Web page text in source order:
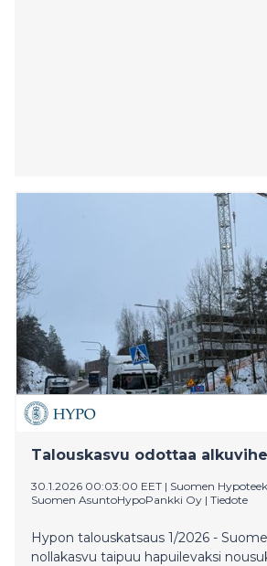
Talouskasvu odottaa
30.1.2026 00:03:00 EET | Suomen
Suomen AsuntoHypoPankki Oy | Tiedote
Hypon talouskatsaus 1/2026 -
nollakasvu taipuu hapuilevaksi